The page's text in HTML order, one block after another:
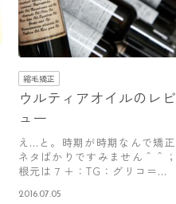
縮毛矯正
ウルティアオイルのレビ
ュー
え…と。時期が時期なんで矯正
ネタばかりですみません＾＾；
根元は７＋：TG：グリコ＝
2016.07.05